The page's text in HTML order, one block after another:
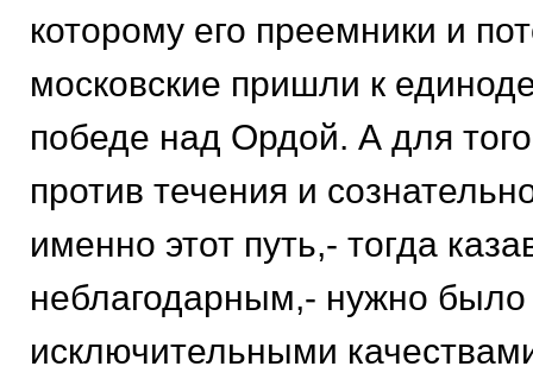
которому его преемники и
московские пришли к
победе над Ордой. А для
против течения и
именно этот путь,- тогда
неблагодарным,- нужно было
исключительными